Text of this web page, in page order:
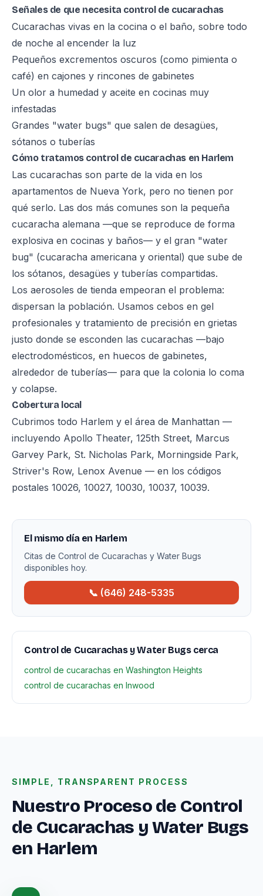
Señales de que necesita control de cucarachas
Cucarachas vivas en la cocina o el baño, sobre todo
de noche al encender la luz
Pequeños excrementos oscuros (como pimienta o
café) en cajones y rincones de gabinetes
Un olor a humedad y aceite en cocinas muy
infestadas
Grandes "water bugs" que salen de desagües,
sótanos o tuberías
Cómo tratamos control de cucarachas en Harlem
Las cucarachas son parte de la vida en los
apartamentos de Nueva York, pero no tienen por
qué serlo. Las dos más comunes son la pequeña
cucaracha alemana —que se reproduce de forma
explosiva en cocinas y baños— y el gran "water
bug" (cucaracha americana y oriental) que sube de
los sótanos, desagües y tuberías compartidas.
Los aerosoles de tienda empeoran el problema:
dispersan la población. Usamos cebos en gel
profesionales y tratamiento de precisión en grietas
justo donde se esconden las cucarachas —bajo
electrodomésticos, en huecos de gabinetes,
alrededor de tuberías— para que la colonia lo coma
y colapse.
Cobertura local
Cubrimos todo Harlem y el área de Manhattan —
incluyendo Apollo Theater, 125th Street, Marcus
Garvey Park, St. Nicholas Park, Morningside Park,
Striver's Row, Lenox Avenue — en los códigos
postales 10026, 10027, 10030, 10037, 10039.
El mismo día en Harlem
Citas de Control de Cucarachas y Water Bugs
disponibles hoy.
📞 (646) 248-5335
Control de Cucarachas y Water Bugs cerca
control de cucarachas en Washington Heights
control de cucarachas en Inwood
SIMPLE, TRANSPARENT PROCESS
Nuestro Proceso de Control
de Cucarachas y Water Bugs
en Harlem